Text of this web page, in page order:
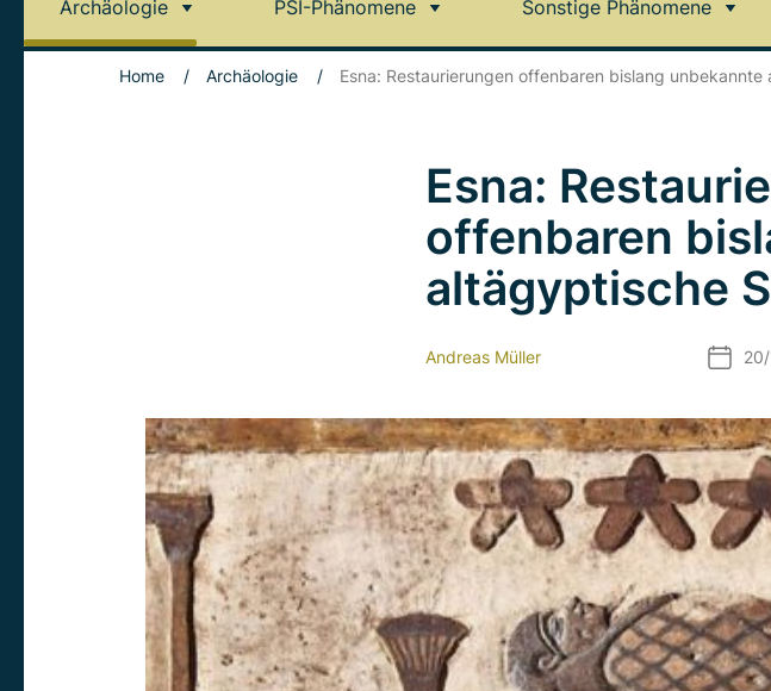
Archäologie PSI-Phänomene Sonstige Phänomene
Home / Archäologie / Esna: Restaurierungen offenbaren bislang
Esna:
offenbaren
altägyptische
Andreas Müller